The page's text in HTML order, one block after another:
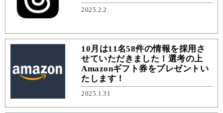
2025.2.2
10月は11名58件の情報を採用さ
せていただきました！選考の上
Amazonギフト券をプレゼントい
たします！
2025.1.31